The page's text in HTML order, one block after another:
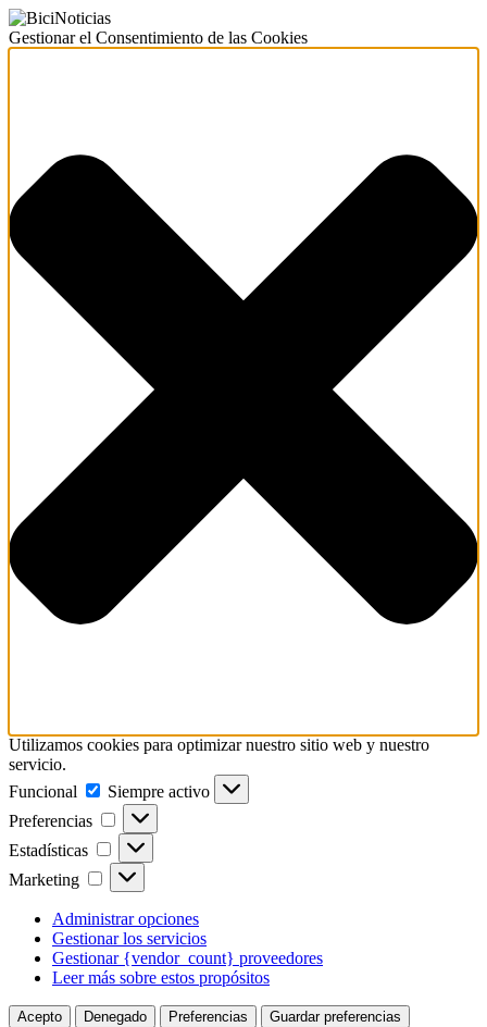
Gestionar el Consentimiento de las Cookies
Utilizamos cookies para optimizar nuestro sitio web y nuestro
servicio.
Funcional
Funcional
Siempre activo
Preferencias
Preferencias
Estadísticas Estadísticas
Marketing Marketing
Administrar opciones
Gestionar los servicios
Gestionar {vendor_count} proveedores
Leer más sobre estos propósitos
Acepto Denegado Preferencias Guardar preferencias